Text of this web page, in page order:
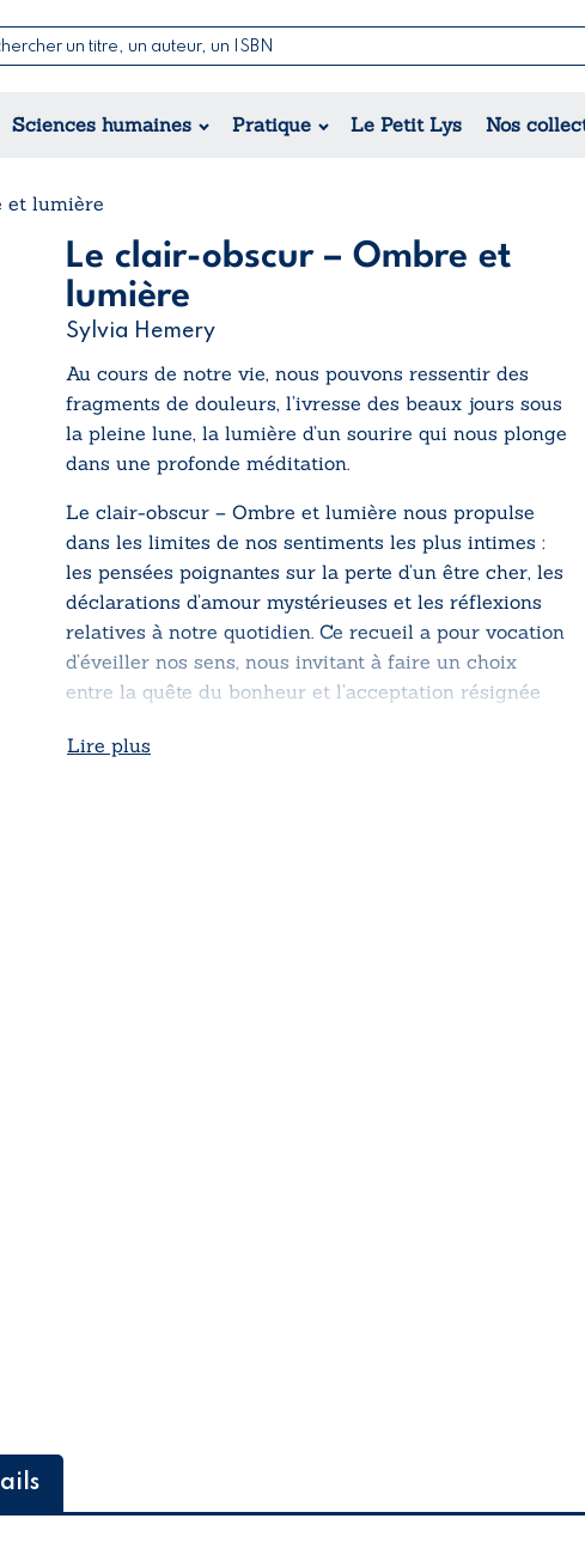
Sciences humaines Pratique Le Petit Lys Nos
Romance
Jeunesse
Théâtre
et lumière
Le clair-obscur – Ombre et
lumière
Sylvia Hemery
Au cours de notre vie, nous pouvons ressentir des
fragments de douleurs, l’ivresse des beaux jours sous
la pleine lune, la lumière d’un sourire qui nous plonge
dans une profonde méditation.
Le clair-obscur – Ombre et lumière nous propulse
dans les limites de nos sentiments les plus intimes :
les pensées poignantes sur la perte d’un être cher, les
déclarations d’amour mystérieuses et les réflexions
relatives à notre quotidien. Ce recueil a pour vocation
d’éveiller nos sens, nous invitant à faire un choix
entre la quête du bonheur et l’acceptation résignée
Lire plus